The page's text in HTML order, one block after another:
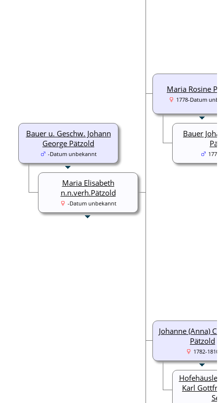
Maria Rosine
1778-Datum
Bauer
Johanne (Anna)
Pätzold
1782-1810
Karl
Bauer u. Geschw. Johann
George Pätzold
-Datum unbekannt
Maria Elisabeth
n.n.verh.Pätzold
-Datum unbekannt